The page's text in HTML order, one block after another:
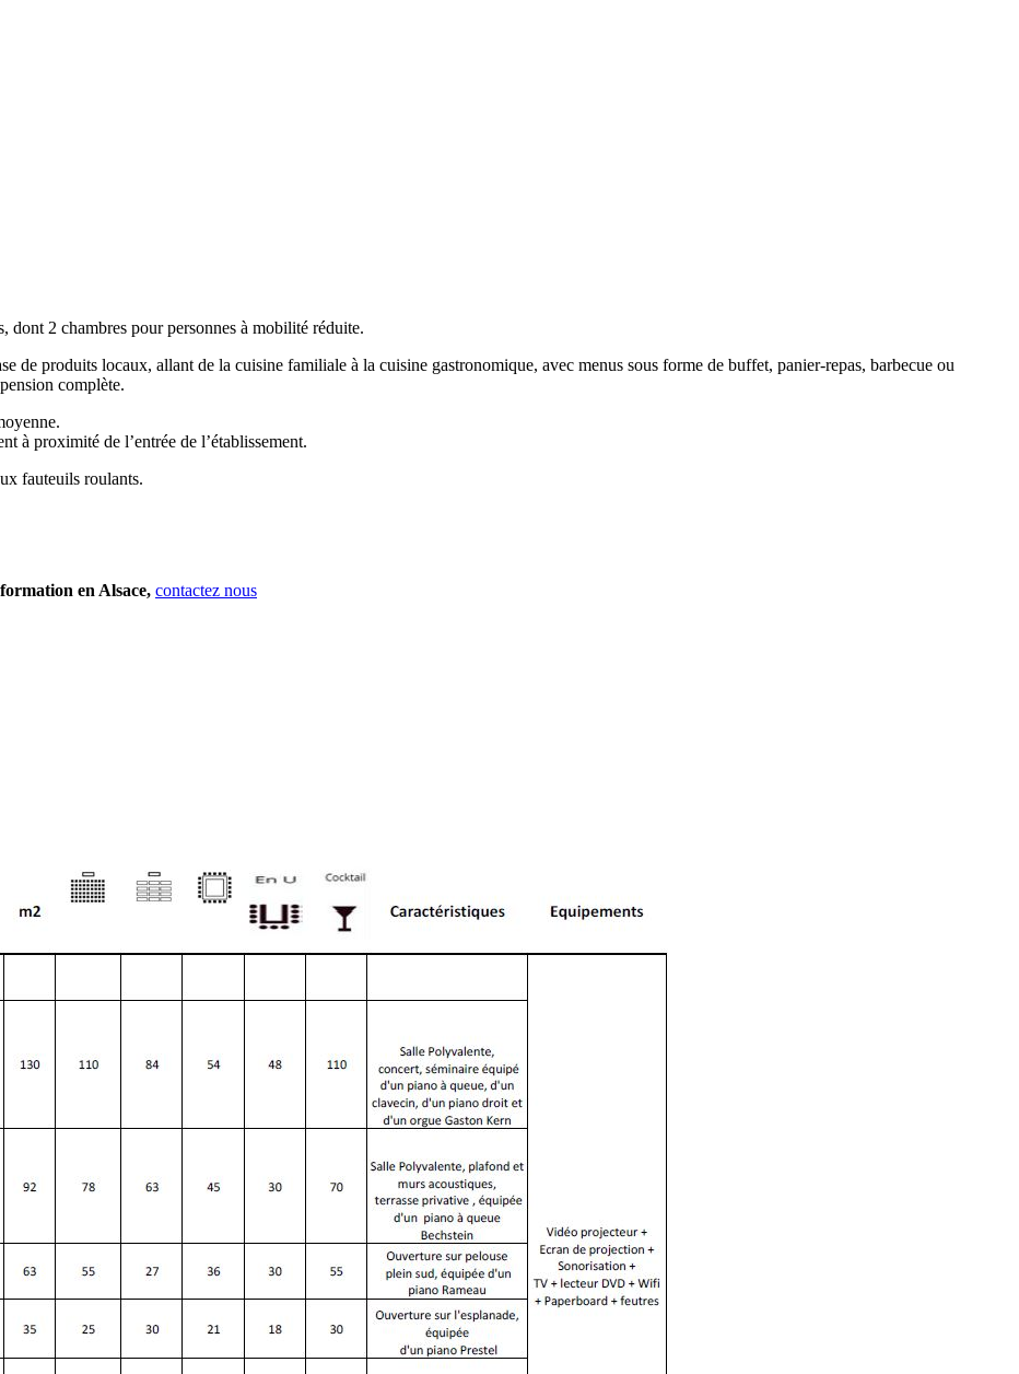
2 chambres pour personnes à mobilité réduite.
de produits locaux, allant de la cuisine familiale à la cuisine gastronomique, avec menus sous forme de buffet, panier-repas, barbecue ou
complète.
à proximité de l’entrée de l’établissement.
fauteuils roulants.
en Alsace, contactez nous